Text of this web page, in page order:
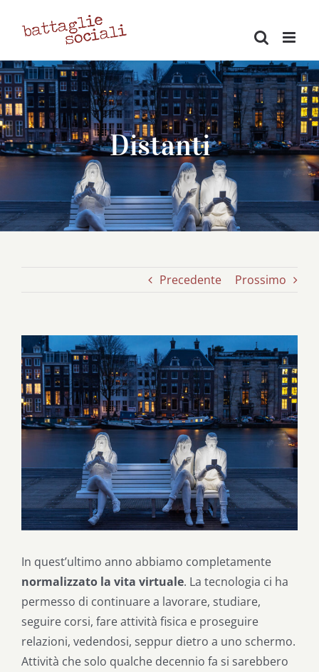
Distanti
Precedente Prossimo
Ingrandisci
immagine
In quest’ultimo anno abbiamo completamente
normalizzato la vita virtuale. La tecnologia ci ha
permesso di continuare a lavorare, studiare,
seguire corsi, fare attività fisica e proseguire
relazioni, vedendosi, seppur dietro a uno schermo.
Attività che solo qualche decennio fa si sarebbero